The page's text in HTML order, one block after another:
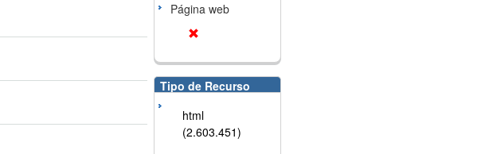
Página web
Tipo de Recurso
html
(2.603.451)